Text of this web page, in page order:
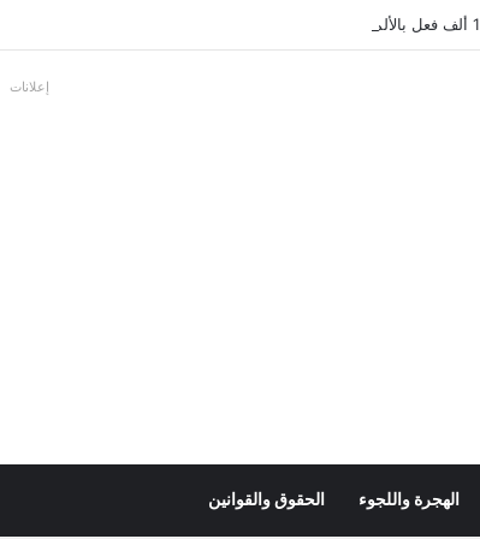
إعلانات
الهجرة واللجوء الحقوق والقوانين